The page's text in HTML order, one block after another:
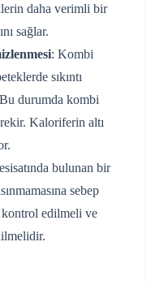
daha verimli bir
sağlar.
: Kombi
sıkıntı
durumda kombi
Kaloriferin altı
bulunan bir
sebep
edilmeli ve